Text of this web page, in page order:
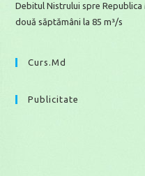
Debitul Nistrului spre
două săptămâni la 85 m³/s
Curs.md
Publicitate